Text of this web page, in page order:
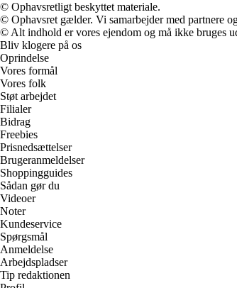
© Ophavsretligt beskyttet materiale.
© Ophavsret gælder. Vi samarbejder med partnere
© Alt indhold er vores ejendom og må ikke bruges
Bliv klogere på os
Oprindelse
Vores formål
Vores folk
Støt arbejdet
Filialer
Bidrag
Freebies
Prisnedsættelser
Brugeranmeldelser
Shoppingguides
Sådan gør du
Videoer
Noter
Kundeservice
Spørgsmål
Anmeldelse
Arbejdspladser
Tip redaktionen